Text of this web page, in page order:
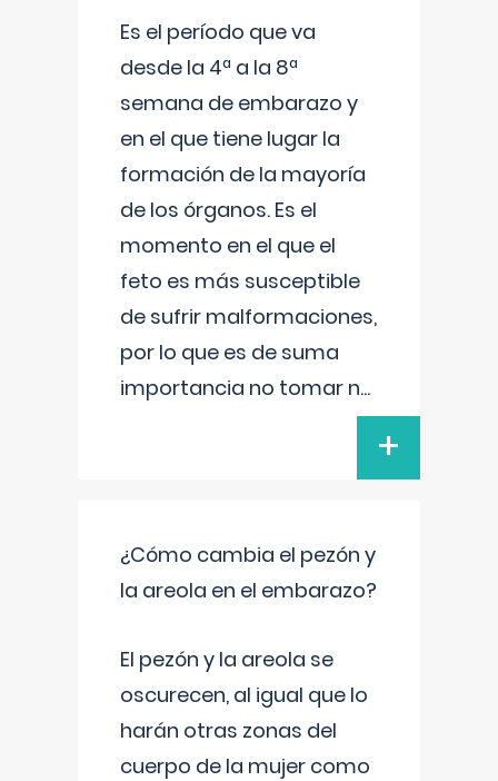
Es el período que va
desde la 4ª a la 8ª
semana de embarazo y
en el que tiene lugar la
formación de la mayoría
de los órganos. Es el
momento en el que el
feto es más susceptible
de sufrir malformaciones,
por lo que es de suma
importancia no tomar n...
+
¿Cómo cambia el pezón y
la areola en el embarazo?
El pezón y la areola se
oscurecen, al igual que lo
harán otras zonas del
cuerpo de la mujer como